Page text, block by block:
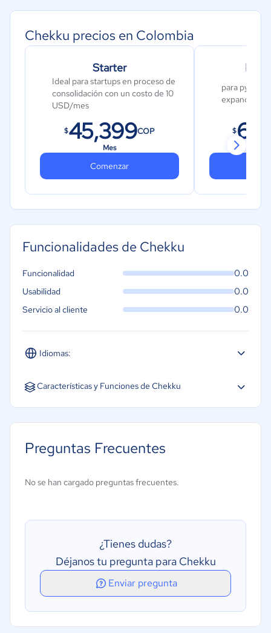
Chekku precios en Colombia
Starter
Ideal para startups en proceso de
consolidación con un costo de 10
USD/mes
$45,399COP
Mes
Comenzar
para pyme
expandirse
$
Funcionalidades de Chekku
Idiomas:
Funcionalidad 0.0
Usabilidad 0.0
Servicio al cliente 0.0
Características y Funciones de Chekku
Gestión de expediciones
Seguimiento del historial de servicios
Preguntas Frecuentes
No se han cargado preguntas frecuentes.
¿Tienes dudas?
Déjanos tu pregunta para Chekku
Enviar pregunta